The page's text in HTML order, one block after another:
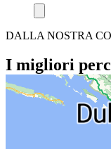
DALLA NOSTRA
I migliori